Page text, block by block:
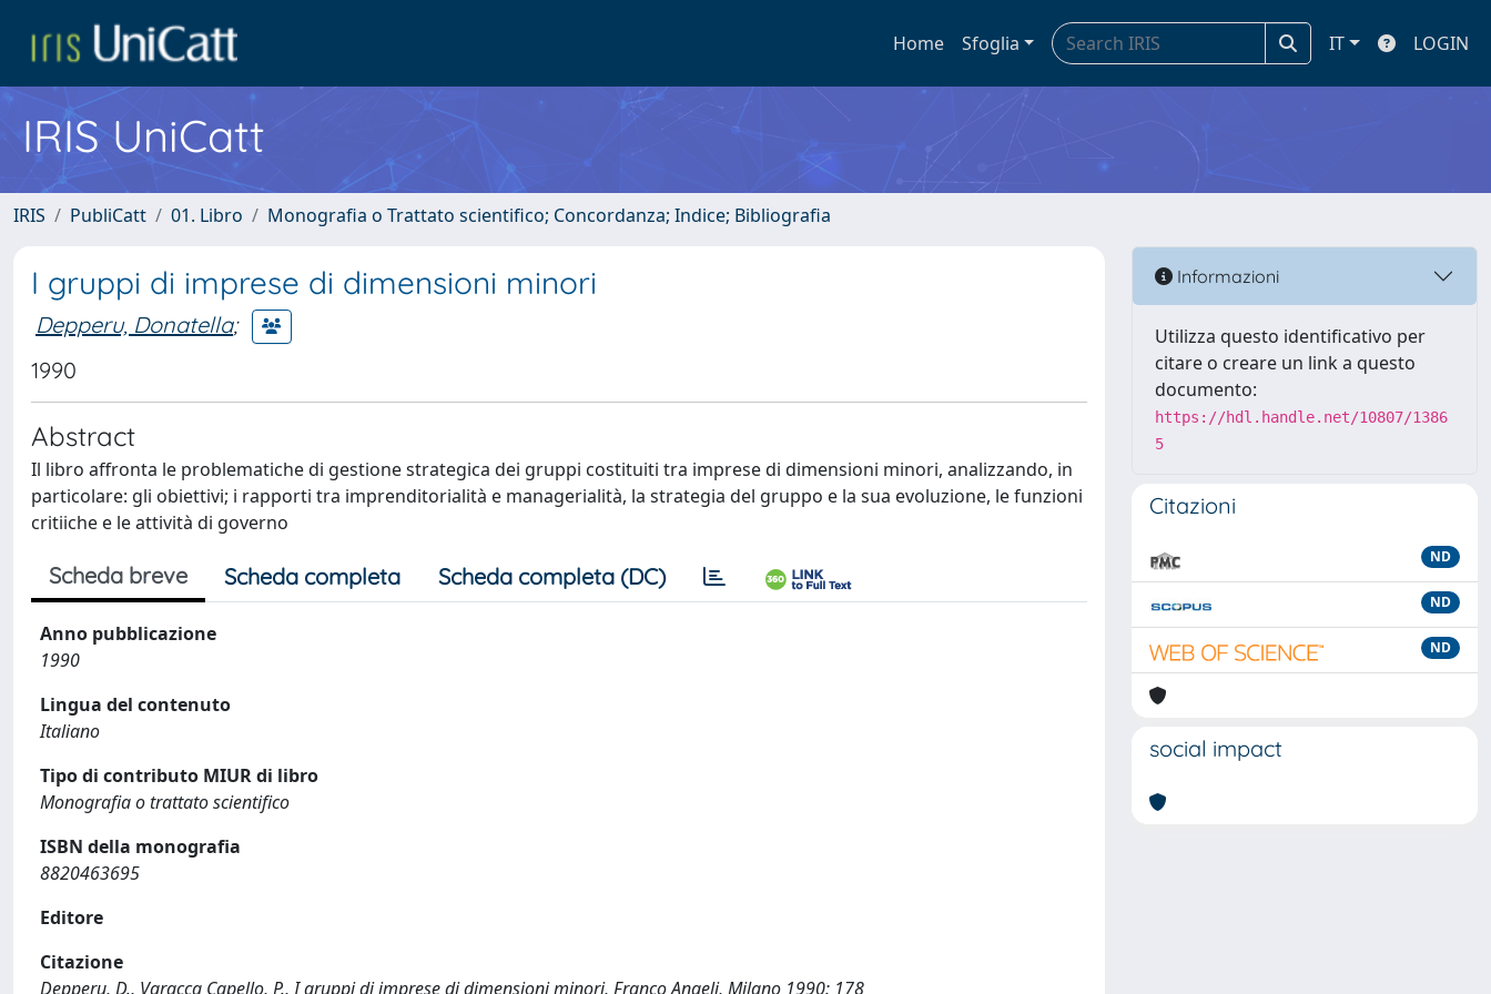
Home Sfoglia IT LOGIN
IRIS UniCatt
IRIS PubliCatt 01. Libro Monografia o Trattato scientifico; Concordanza; Indice; Bibliografia
I gruppi di imprese di dimensioni minori
Depperu, Donatella;
1990
Abstract
Il libro affronta le problematiche di gestione strategica dei gruppi costituiti tra imprese di dimensioni minori, analizzando, in
particolare: gli obiettivi; i rapporti tra imprenditorialità e managerialità, la strategia del gruppo e la sua evoluzione, le funzioni
critiiche e le attività di governo
Scheda breve Scheda completa Scheda completa (DC)
Anno pubblicazione
1990
Lingua del contenuto
Italiano
Tipo di contributo MIUR di libro
Monografia o trattato scientifico
ISBN della monografia
8820463695
Editore
Citazione
Depperu, D., Varacca Capello, P., I gruppi di imprese di dimensioni minori, Franco Angeli, Milano 1990: 178
Informazioni
Utilizza questo identificativo per
citare o creare un link a questo
documento:
https://hdl.handle.net/10807/1386
5
Citazioni
ND
ND
ND
social impact